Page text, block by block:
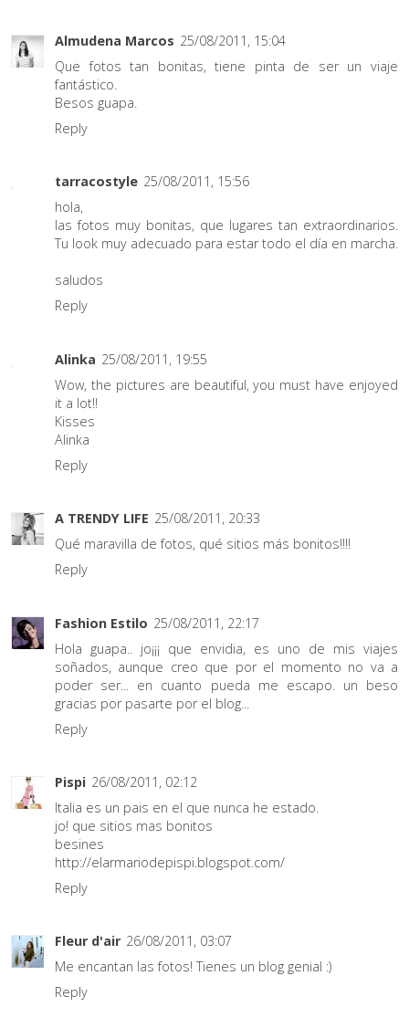
Almudena Marcos 25/08/2011, 15:04
Que fotos tan bonitas, tiene pinta de ser un viaje
fantástico.
Besos guapa.
Reply
tarracostyle 25/08/2011, 15:56
hola,
las fotos muy bonitas, que lugares tan extraordinarios.
Tu look muy adecuado para estar todo el día en marcha.
saludos
Reply
Alinka 25/08/2011, 19:55
Wow, the pictures are beautiful, you must have enjoyed
it a lot!!
Kisses
Alinka
Reply
A TRENDY LIFE 25/08/2011, 20:33
Qué maravilla de fotos, qué sitios más bonitos!!!!
Reply
Fashion Estilo 25/08/2011, 22:17
Hola guapa.. jo¡¡¡ que envidia, es uno de mis viajes
soñados, aunque creo que por el momento no va a
poder ser... en cuanto pueda me escapo. un beso
gracias por pasarte por el blog...
Reply
Pispi 26/08/2011, 02:12
Italia es un pais en el que nunca he estado.
jo! que sitios mas bonitos
besines
http://elarmariodepispi.blogspot.com/
Reply
Fleur d'air 26/08/2011, 03:07
Me encantan las fotos! Tienes un blog genial :)
Reply